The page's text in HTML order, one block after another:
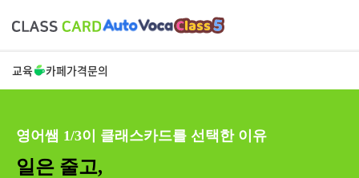
교육 카페가격문의
영어쌤 1/3이 클래스카드를 선택한 이유
일은 줄고,